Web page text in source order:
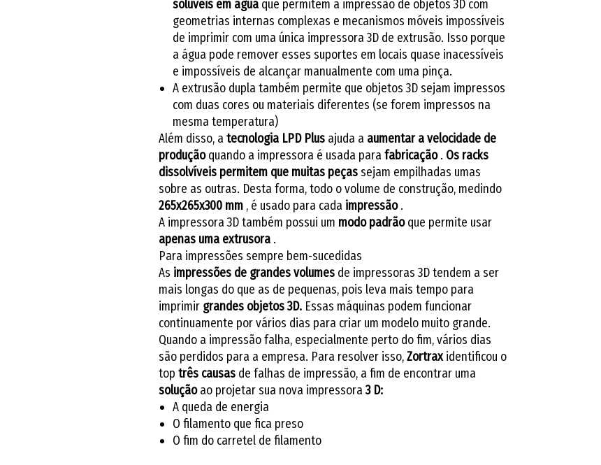
solúveis em água que permitem a impressão de objetos 3D com
geometrias internas complexas e mecanismos móveis impossíveis
de imprimir com uma única impressora 3D de extrusão. Isso porque
a água pode remover esses suportes em locais quase inacessíveis
e impossíveis de alcançar manualmente com uma pinça.
A extrusão dupla também permite que objetos 3D sejam impressos
com duas cores ou materiais diferentes (se forem impressos na
mesma temperatura)
Além disso, a tecnologia LPD Plus ajuda a aumentar avelocidade de
produçãoquando a impressora é usada para fabricação. Os racks
dissolvíveis permitem que muitas peçassejam empilhadas umas
sobre as outras. Desta forma, todo o volume de construção, medindo
265x265x300 mm , é usado para cada impressão.
A impressora 3D também possui um modo padrãoque permite usar
apenas uma extrusora .
Para impressões sempre bem-sucedidas
As impressões de grandes volumes de impressoras 3D tendem a ser
mais longas do que as de pequenas, pois leva mais tempo para
imprimir grandes objetos 3D. Essas máquinas podem funcionar
continuamente por vários dias para criar um modelo muito grande.
Quando a impressão falha, especialmente perto do fim, vários dias
são perdidos para a empresa. Para resolver isso,Zortraxidentificou o
top três causas de falhas de impressão, a fim de encontrar uma
soluçãoao projetar sua nova impressora 3 D:
A queda de energia
O filamento que fica preso
O fim do carretel de filamento